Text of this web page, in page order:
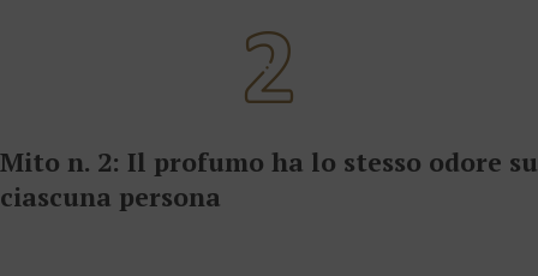
Mito n. 2: Il profumo ha lo stesso odore su
ciascuna persona